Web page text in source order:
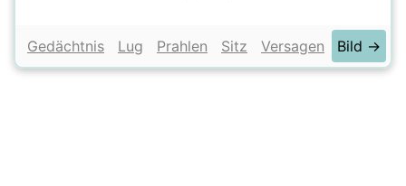
Gedächtnis Lug Prahlen Sitz Versagen Bild →